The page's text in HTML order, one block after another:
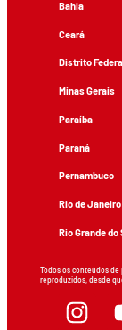
Bahia
Ceará
Distrito
Minas Gerais
Paraíba
Paraná
Pernambuco
Rio de Janeiro
Rio Grande do
Todos os conteúdos de
reproduzidos, desde